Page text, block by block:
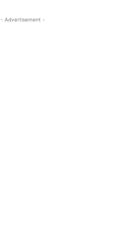
- Advertisement -